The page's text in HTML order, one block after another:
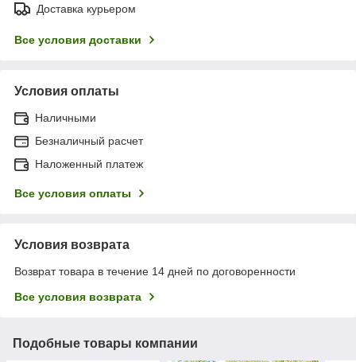
Доставка курьером
Все условия доставки
Условия оплаты
Наличными
Безналичный расчет
Наложенный платеж
Все условия оплаты
Условия возврата
Возврат товара в течение 14 дней по договоренности
Все условия возврата
Подобные товары компании